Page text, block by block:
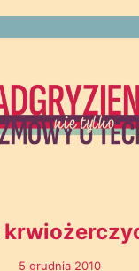
5 grudnia 2010